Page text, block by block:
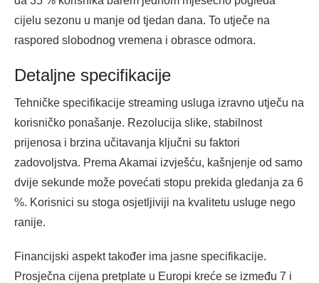
cijelu sezonu u manje od tjedan dana. To utječe na
raspored slobodnog vremena i obrasce odmora.
Detaljne specifikacije
Tehničke specifikacije streaming usluga izravno utječu na
korisničko ponašanje. Rezolucija slike, stabilnost
prijenosa i brzina učitavanja ključni su faktori
zadovoljstva. Prema Akamai izvješću, kašnjenje od samo
dvije sekunde može povećati stopu prekida gledanja za 6
%. Korisnici su stoga osjetljiviji na kvalitetu usluge nego
ranije.
Financijski aspekt također ima jasne specifikacije.
Prosječna cijena pretplate u Europi kreće se između 7 i